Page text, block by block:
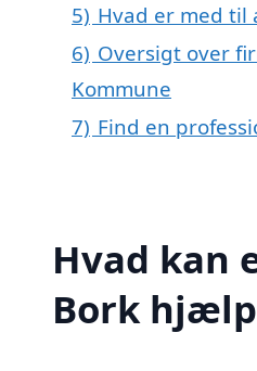
5) Hvad er med til
6) Oversigt over
Kommune
7) Find en
Hvad kan
Bork